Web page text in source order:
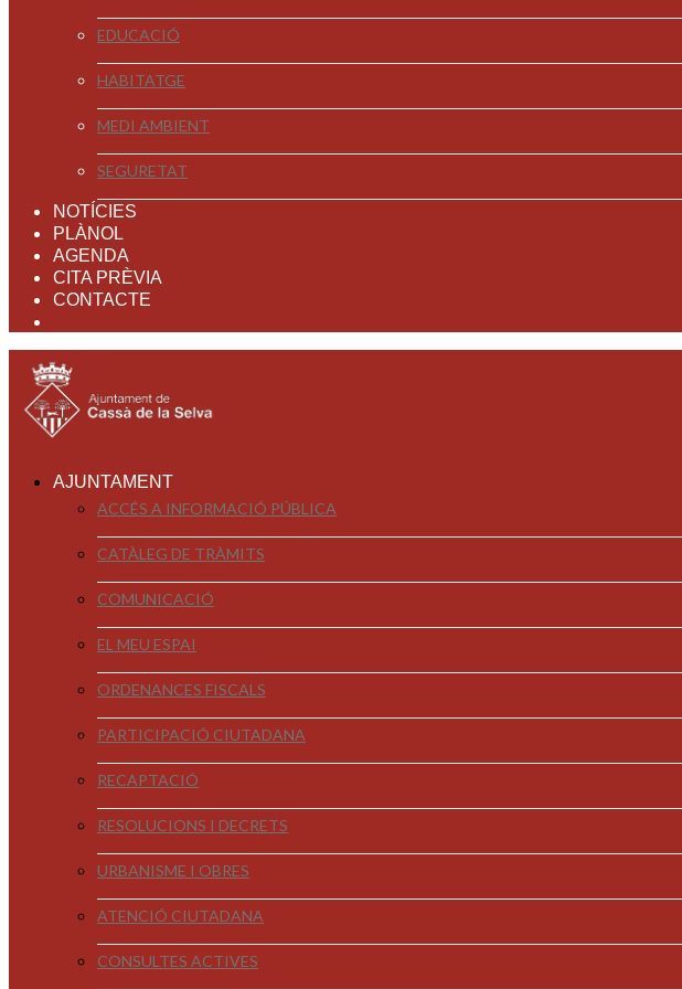
EDUCACIÓ
HABITATGE
MEDI AMBIENT
SEGURETAT
NOTÍCIES
PLÀNOL
AGENDA
CITA PRÈVIA
CONTACTE
AJUNTAMENT
ACCÉS A INFORMACIÓ PÚBLICA
CATÀLEG DE TRÀMITS
COMUNICACIÓ
EL MEU ESPAI
ORDENANCES FISCALS
PARTICIPACIÓ CIUTADANA
RECAPTACIÓ
RESOLUCIONS I DECRETS
URBANISME I OBRES
ATENCIÓ CIUTADANA
CONSULTES ACTIVES